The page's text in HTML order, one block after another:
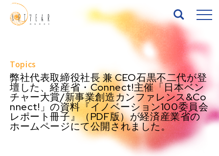
Top
About
Services
Topics
弊社代表取締役社長 兼 CEO石黒不二代が登
壇した、経産省・Connect!主催「日本ベン
チャー大賞/新事業創造カンファレンス&Co
nnect!」の資料『イノベーション100委員会
レポート冊子』（PDF版）が経済産業省の
ホームページにて公開されました。